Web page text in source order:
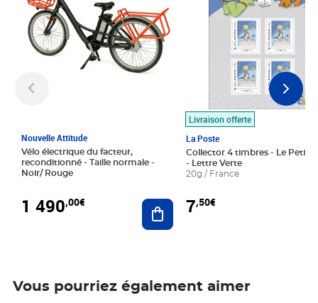
Nouvelle Attitude
Vélo électrique du facteur,
reconditionné - Taille normale -
Noir/ Rouge
1 490,00€ Ajouter au panier
Livraison offerte
La Poste
Collector 4 timbres - Le Petit
- Lettre Verte
20g / France
7,50€
Vous pourriez également aimer